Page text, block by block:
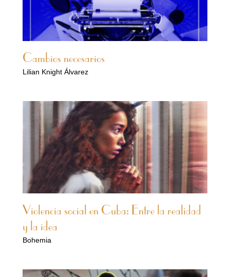
Cambios necesarios
Lilian Knight Álvarez
Violencia social en Cuba: Entre la realidad
y la idea
Bohemia